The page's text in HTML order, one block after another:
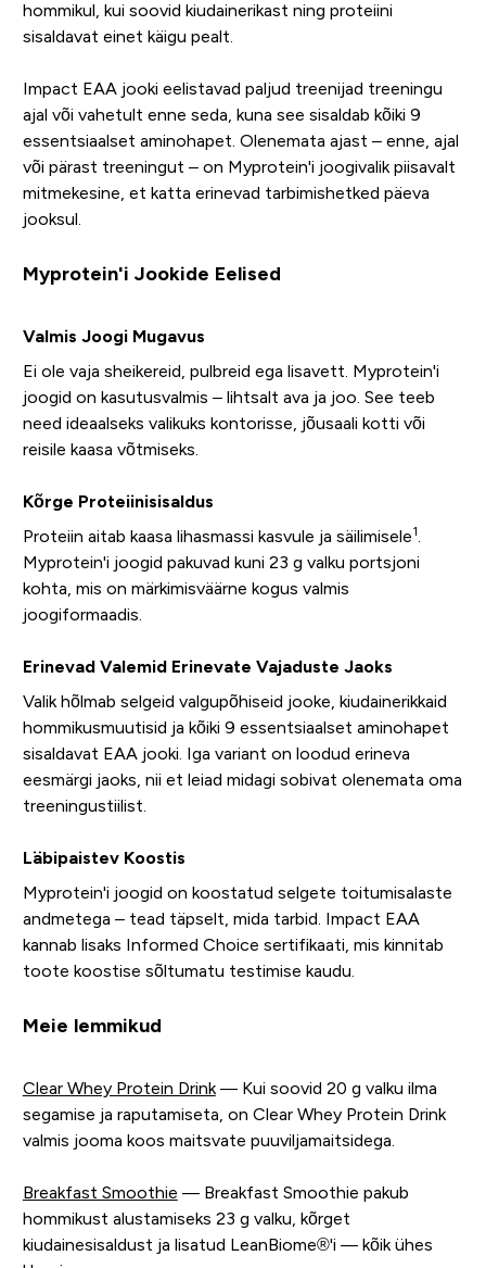
hommikul, kui soovid kiudainerikast ning proteiini
sisaldavat einet käigu pealt.
Impact EAA jooki eelistavad paljud treenijad treeningu
ajal või vahetult enne seda, kuna see sisaldab kõiki 9
essentsiaalset aminohapet. Olenemata ajast – enne, ajal
või pärast treeningut – on Myprotein'i joogivalik piisavalt
mitmekesine, et katta erinevad tarbimishetked päeva
jooksul.
Myprotein'i Jookide Eelised
Valmis Joogi Mugavus
Ei ole vaja sheikereid, pulbreid ega lisavett. Myprotein'i
joogid on kasutusvalmis – lihtsalt ava ja joo. See teeb
need ideaalseks valikuks kontorisse, jõusaali kotti või
reisile kaasa võtmiseks.
Kõrge Proteiinisisaldus
Proteiin aitab kaasa lihasmassi kasvule ja säilimisele1
Myprotein'i joogid pakuvad kuni 23 g valku portsjoni
kohta, mis on märkimisväärne kogus valmis
joogiformaadis.
Erinevad Valemid Erinevate Vajaduste Jaoks
Valik hõlmab selgeid valgupõhiseid jooke, kiudainerikkaid
hommikusmuutisid ja kõiki 9 essentsiaalset aminohapet
sisaldavat EAA jooki. Iga variant on loodud erineva
eesmärgi jaoks, nii et leiad midagi sobivat olenemata oma
treeningustiilist.
Läbipaistev Koostis
Myprotein'i joogid on koostatud selgete toitumisalaste
andmetega – tead täpselt, mida tarbid. Impact EAA
kannab lisaks Informed Choice sertifikaati, mis kinnitab
toote koostise sõltumatu testimise kaudu.
Meie lemmikud
Clear Whey Protein Drink— Kui soovid 20 g valku ilma
segamise ja raputamiseta, on Clear Whey Protein Drink
valmis jooma koos maitsvate puuviljamaitsidega.
Breakfast Smoothie — Breakfast Smoothie pakub
hommikust alustamiseks 23 g valku, kõrget
kiudainesisaldust ja lisatud LeanBiome®'i — kõik ühes